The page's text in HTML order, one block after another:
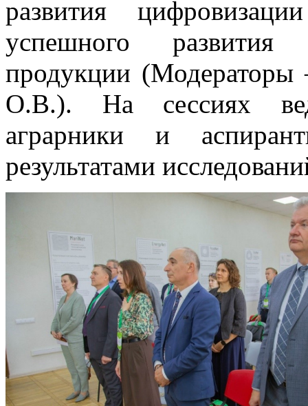
развития
успешного развития
продукции
О.В.). На сессиях
аграрники и
результатами